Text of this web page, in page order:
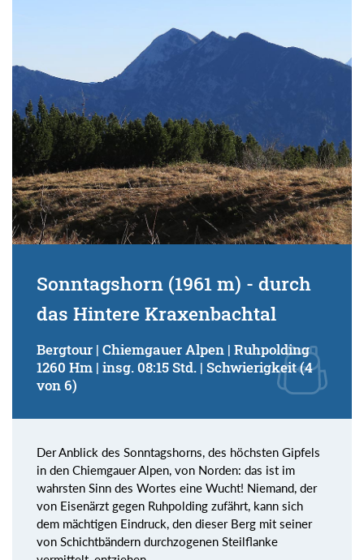
Sonntagshorn (1961 m) - durch
das Hintere Kraxenbachtal
Bergtour | Chiemgauer Alpen | Ruhpolding
1260 Hm | insg. 08:15 Std. | Schwierigkeit (4
von 6)
Der Anblick des Sonntagshorns, des höchsten Gipfels
in den Chiemgauer Alpen, von Norden: das ist im
wahrsten Sinn des Wortes eine Wucht! Niemand, der
von Eisenärzt gegen Ruhpolding zufährt, kann sich
dem mächtigen Eindruck, den dieser Berg mit seiner
von Schichtbändern durchzogenen Steilflanke